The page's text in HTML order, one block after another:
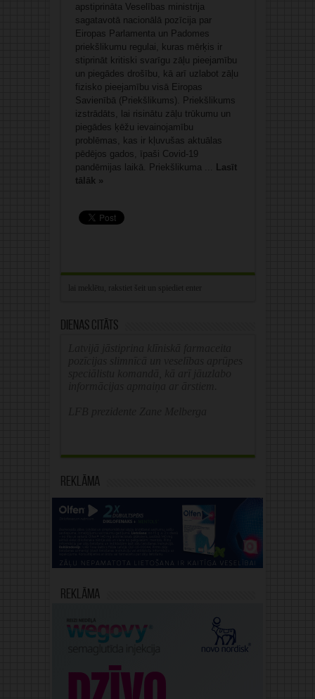
apstiprināta Veselības ministrija
sagatavotā nacionālā pozīcija par
Eiropas Parlamenta un Padomes
priekšlikumu regulai, kuras mērķis ir
stiprināt kritiski svarīgu zāļu pieejamību
un piegādes drošību, kā arī uzlabot zāļu
fizisko pieejamību visā Eiropas
Savienībā (Priekšlikums). Priekšlikums
izstrādāts, lai risinātu zāļu trūkumu un
piegādes ķēžu ievainojamību
problēmas, kas ir kļuvušas aktuālas
pēdējos gados, īpaši Covid-19
pandēmijas laikā. Priekšlikuma ... Lasīt
tālāk »
Dienas citāts
Reklāma
Reklāma